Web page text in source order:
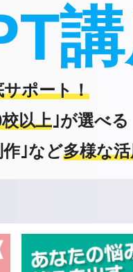
サポート！
以上｣が選べる
｣など多様な